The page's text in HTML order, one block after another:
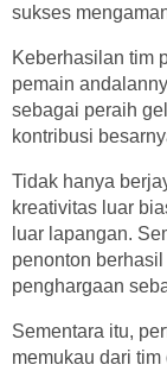
sukses
Keberhasilan tim
pemain
sebagai peraih
kontribusi
Tidak hanya
kreativitas luar
luar lapangan.
penonton
penghargaan
Sementara itu,
memukau dari